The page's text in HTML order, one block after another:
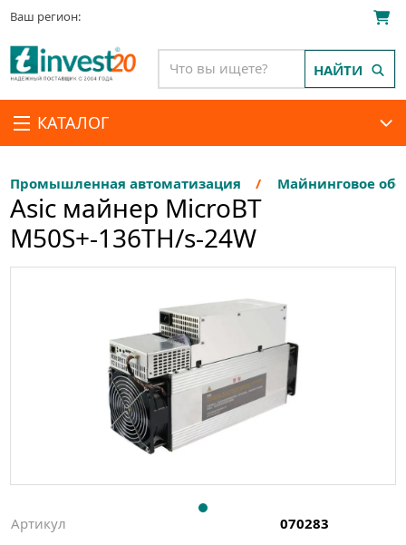
Ваш регион:
КАТАЛОГ
НАЙТИ
Промышленная автоматизация Майнинговое
Asic майнер MicroBT
M50S+-136TH/s-24W
Артикул 070283